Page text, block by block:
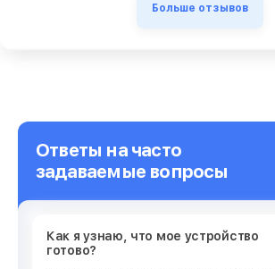
Больше отзывов
Ответы на часто
задаваемые вопросы
Как я узнаю, что мое устройство
готово?